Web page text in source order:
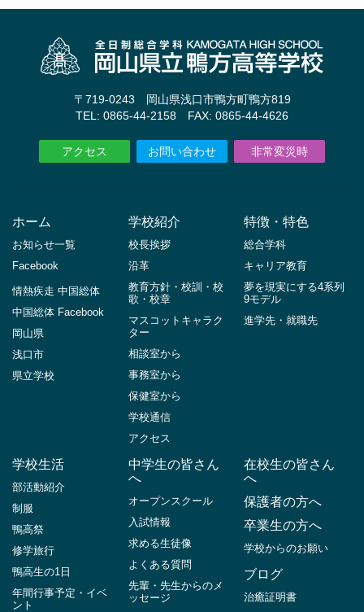
〒719-0243 岡山県浅口市鴨方町鴨方819
TEL: 0865-44-2158 FAX: 0865-44-4626
アクセス お問い合わせ 非常変災時
ホーム
お知らせ一覧
Facebook
情熱疾走 中国総体
中国総体 Facebook
岡山県
浅口市
県立学校
学校紹介
校長挨拶
沿革
教育方針・校訓・校
歌・校章
マスコットキャラク
ター
相談室から
事務室から
保健室から
学校通信
アクセス
特徴・特色
総合学科
キャリア教育
夢を現実にする4系列
9モデル
進学先・就職先
学校生活
部活動紹介
制服
鴨高祭
修学旅行
鴨高生の1日
年間行事予定・イベ
ント
中学生の皆さん
へ
オープンスクール
入試情報
求める生徒像
よくある質問
先輩・先生からのメ
ッセージ
在校生の皆さん
へ
保護者の方へ
卒業生の方へ
学校からのお願い
ブログ
治癒証明書